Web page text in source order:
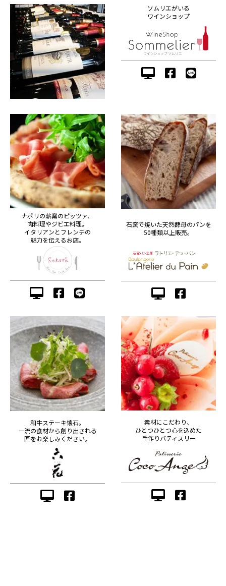
ソムリエがいる
ワインショップ
ナポリの薪窯のピッツァ、
肉料理やジビエ料理。
イタリアンとフレンチの
魅力を伝えるお店。
石窯で焼いた天然酵母のパンを
50種類以上販売。
和牛ステーキ懐石。
一流の食材から創り出される
匠をお楽しみください。
素材にこだわり、
ひとつひとつ心を込めた
手作りパティスリー